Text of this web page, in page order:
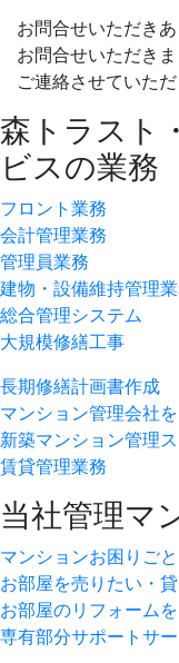
お問合せいただき
お問合せいただき
ご連絡させていただ
森トラスト
ビスの業務
フロント業務
会計管理業務
管理員業務
建物・設備維持管理
総合管理システム
大規模修繕工事
長期修繕計画書作成
マンション管理会社
新築マンション管理
賃貸管理業務
当社管理マ
マンションお困りご
お部屋を売りたい・
お部屋のリフォーム
専有部分サポートサ